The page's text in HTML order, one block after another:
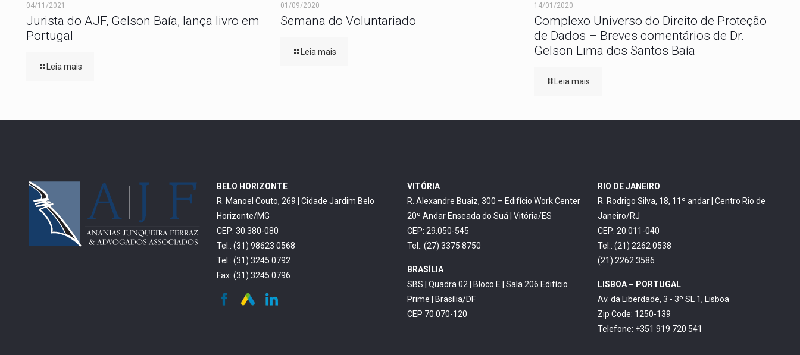
04/11/2021
Jurista do AJF, Gelson Baía, lança livro em
Portugal
Leia mais
01/09/2020
Semana do Voluntariado
Leia mais
14/01/2020
Complexo Universo do Direito de Proteção
de Dados – Breves comentários de Dr.
Gelson Lima dos Santos Baía
Leia mais
BELO HORIZONTE
R. Manoel Couto, 269 | Cidade Jardim Belo
Horizonte/MG
CEP: 30.380-080
Tel.: (31) 98623 0568
Tel.: (31) 3245 0792
Fax: (31) 3245 0796
VITÓRIA
R. Alexandre Buaiz, 300 – Edifício Work Center
20º Andar Enseada do Suá | Vitória/ES
CEP: 29.050-545
Tel.: (27) 3375 8750
BRASÍLIA
SBS | Quadra 02 | Bloco E | Sala 206 Edifício
Prime | Brasília/DF
CEP 70.070-120
RIO DE JANEIRO
R. Rodrigo Silva, 18, 11º andar | Centro Rio de
Janeiro/RJ
CEP: 20.011-040
Tel.: (21) 2262 0538
(21) 2262 3586
LISBOA – PORTUGAL
Av. da Liberdade, 3 - 3º SL 1, Lisboa
Zip Code: 1250-139
Telefone: +351 919 720 541